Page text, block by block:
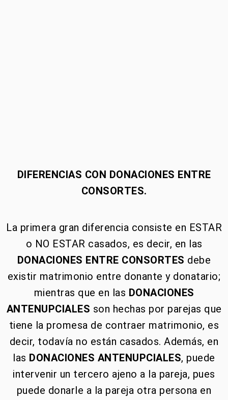
DIFERENCIAS CON DONACIONES ENTRE
CONSORTES.
La primera gran diferencia consiste en ESTAR
o NO ESTAR casados, es decir, en las
DONACIONES ENTRE CONSORTES debe
existir matrimonio entre donante y donatario;
mientras que en las DONACIONES
ANTENUPCIALES son hechas por parejas que
tiene la promesa de contraer matrimonio, es
decir, todavía no están casados. Además, en
las DONACIONES ANTENUPCIALES, puede
intervenir un tercero ajeno a la pareja, pues
puede donarle a la pareja otra persona en